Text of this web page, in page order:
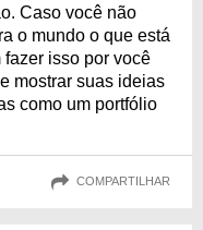
Caso você não
o mundo o que está
isso por você
mostrar suas ideias
como um portfólio
COMPARTILHAR